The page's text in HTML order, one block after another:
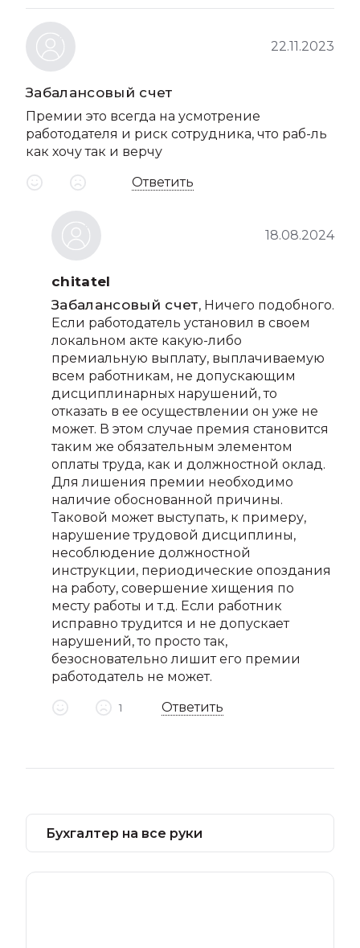
Забалансовый счет
22.11.2023
Премии это всегда на усмотрение
работодателя и риск сотрудника, что раб-ль
как хочу так и верчу
Ответить
chitatel
18.08.2024
Забалансовый счет, Ничего подобного.
Если работодатель установил в своем
локальном акте какую-либо
премиальную выплату, выплачиваемую
всем работникам, не допускающим
дисциплинарных нарушений, то
отказать в ее осуществлении он уже не
может. В этом случае премия становится
таким же обязательным элементом
оплаты труда, как и должностной оклад.
Для лишения премии необходимо
наличие обоснованной причины.
Таковой может выступать, к примеру,
нарушение трудовой дисциплины,
несоблюдение должностной
инструкции, периодические опоздания
на работу, совершение хищения по
месту работы и т.д. Если работник
исправно трудится и не допускает
нарушений, то просто так,
безосновательно лишит его премии
работодатель не может.
1 Ответить